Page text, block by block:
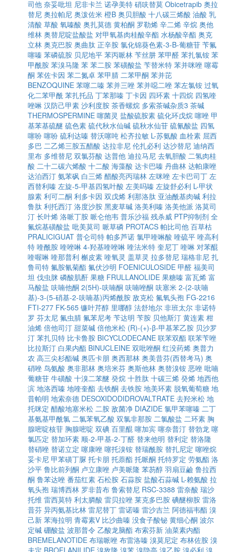
司他 奈妥吡坦 尼非卡兰 诺孕美特 硝呋替莫 Obicetrapib 奥拉
替尼 奥拉帕尼 奥泼佐米 橙B 奥贝胆酸 十八碳三烯酸 油酸 乳
清酸 草酸 氧嗪酸 奥扎莫德 黄柏酮 罗勒烯 辛二烯 辛烷 奥他
维林 奥替尼啶盐酸盐 对甲氧基肉桂酸辛酯 水杨酸辛酯 奥克
立林 奥克巴胺 奥曲肽 正辛胺 氯化锦葵色素-3-Β-葡糖苷 苄氟
噻嗪 苯磷硫胺 贝尼地平 苯丙哌林 苄丝肼 苯甲醛 苯扎氯铵 苯
甲酰胺 苯溴马隆 苯 苯二胺 苯磺酸盐 苄替米特 苯并咪唑 噻霉
酮 苯佐卡因 苯二氮卓 苯甲腈 二苯甲酮 苯并芘
BENZOQUINE 苯噻二嗪 苯并三唑 苯并噁二唑 苯左氯铵 过氧
化二苯甲酰 苯扎托品 丁苯那嗪 丁卡因 四环素 十四烷 四氢喹
唑啉 汉防己甲素 沙利度胺 茶香螺烷 多索茶碱杂质3 茶碱
THERMOSPERMINE 噻菌灵 盐酸硫胺素 硫化环戊烷 噻唑 甲
基苯基硫醚 硫色素 硫代秋水仙碱 硫秋水仙苷 硫氰酸盐 四氢
噻吩 噻吩 硫利达嗪 替沃噻吨 松齐拉敏 L-苏氨酸 血栓素 屈西
多巴 二乙烯三胺五醋酸 达拉非尼 伦扎必利 达沙替尼 迪纳西
里布 多维替尼 双氯芬酸 达普他 迪拉马尼 去氧胆酸 二氢肉桂
酸 二十二碳六烯酸 十二酸 海藻酸 达卡巴嗪 丹曲林 达帕康唑
达泊西汀 氨苯砜 白三烯 醋酸亮丙瑞林 左咪唑 左卡巴司丁 左
西替利嗪 左旋-5-甲基四氢叶酸 左美吗嗪 左旋舒必利 L-甲状
腺素 利可二酮 利多卡因 双戊烯 利那洛肽 亚油酰基肉碱 利拉
鲁肽 利托西汀 洛度沙胺 黑麦草碱 洛美利嗪 洛美他派 洛莫司
汀 长叶烯 洛哌丁胺 哌仑他韦 普乐沙福 残杀威 PTP抑制剂 全
氟烷基磺酸盐 吡美莫司 哌草磷 PROTACS 帕比司他 百草枯
PRALICIGUAT 普仑司特 帕多芦诺 氯甲喹啉酸 喹硫平 喹高利
特 喹酰胺 喹唑啉 4-羟基喹唑啉 喹法米特 奎尼丁 喹啉 对苯醌
喹喔啉 喹那普利 槲皮素 喹氧灵 盖草灵 拉多替尼 瑞格非尼 扎
鲁司特 氟胺氰菊酯 氟伏沙明 FOENICULOSIDE 甲醛 福美司
坦 伐虫脒 磷酸肌酐 果糖 FRULLANOLIDE 果糖嗪 富瓦烯 富
马酸盐 呋喃他酮 2(5H)-呋喃酮 呋喃唑酮 呋塞米 2-(2-呋喃
基)-3-(5-硝基-2-呋喃基)丙烯酰胺 敌克松 氟氧头孢 FG-2216
FTI-277 FK-565 镰叶芹醇 里哪醇 法舒地尔 非班太尔 非诺特
罗 芬太尼 氟虫腈 氟苯尼考 苄达明 苄胺 贝他斯汀 黄连素 柑
油烯 倍他司汀 甜菜碱 倍他米松 (R)-(+)-β-甲基苯乙胺 贝沙罗
汀 苯扎贝特 比卡鲁胺 BICYCLODECANE 联苯双酯 联苯苄唑
比拉斯汀 白果内酯 BINUCLEINE 双吡唑酮 红没药烯 奥普力
农 高三尖杉酯碱 奥匹卡朋 奥西那林 奥美昔芬(西替考马) 奥
硝唑 鸟氨酸 奥非那林 奥培米芬 奥斯他林 奥替溴铵 恶唑 吡喃
葡糖苷 牛磺酸 十溴二苯醚 癸烷 十胜肽 十碳三烯 癸烯 地西他
滨 地洛西嗪 地喹奎酯 去铁酮 去铁胺 地美环素 脱氧葡萄糖 地
昔帕明 地索奈德 DESOXIDODIDROVALTRATE 去羟米松 地
托咪定 醋酸地塞米松 二胺 敌菌净 DIAZIDE 氯甲苯噻嗪 二丁
基氨基甲酰氯 二氯苯氧乙酸 双氯非那胺 二氯酸盐 二环素 胸
腺嘧啶核苷 胸腺嘧啶 双碘 百里醌 噻加宾 噻奈普汀 替勃龙 噻
氯匹定 替加环素 顺-2-甲基-2-丁醛 替来他明 替利定 替洛隆
替硝唑 替诺立定 噻康唑 噻托溴铵 替瑞酰胺 替扎尼定 噻唑烷
妥卡尼 甲苯磺丁脲 托卡朋 托萘酯 托哌酮 托特罗定 劳氨酯 洛
沙平 鲁比前列酮 卢立康唑 卢美哌隆 苯芴醇 羽扇豆鹼 鲁拉西
酮 鲁苯达唑 番茄红素 石松胺 石蒜胺 盐酸石蒜碱 L-赖氨酸 拉
氧头孢 瑞博西林 罗非昔布 鲁索替尼 RSC-3388 雷奈酸 瑞沙
托维 雷西莫特 利太膦酸 雷贝拉唑 莱克多巴胺 碘醚柳胺 雷洛
昔芬 异丙氨基比林 雷尼替丁 雷诺嗪 雷沙吉兰 阿德福韦酯 溴
己新 苯海拉明 青霉素V 比沙曲嗪 没食子酸铋 黄细心酮 波尔
定碱 硼酸盐 波那普令 乙酸龙脑酯 布索芬新 油菜素内酯
BREMELANOTIDE 布瑞哌唑 布雷洛嗪 溴莫尼定 布林佐胺 溴
夫定 BROFLANILIDE 溴敌隆 溴苯 溴隐亭 溴乙胺 溴必利 溴